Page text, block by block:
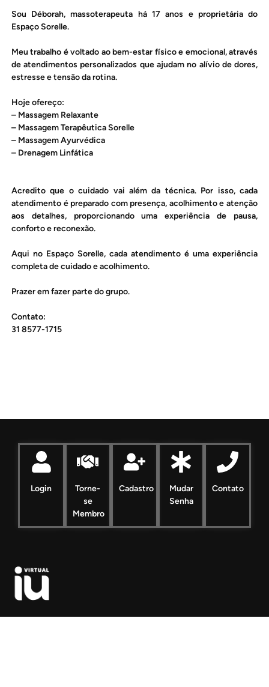
Sou Déborah, massoterapeuta há 17 anos e proprietária do
Espaço Sorelle.
Meu trabalho é voltado ao bem-estar físico e emocional, através
de atendimentos personalizados que ajudam no alívio de dores,
estresse e tensão da rotina.
Hoje ofereço:
– Massagem Relaxante
– Massagem Terapêutica Sorelle
– Massagem Ayurvédica
– Drenagem Linfática
Acredito que o cuidado vai além da técnica. Por isso, cada
atendimento é preparado com presença, acolhimento e atenção
aos detalhes, proporcionando uma experiência de pausa,
conforto e reconexão.
Aqui no Espaço Sorelle, cada atendimento é uma experiência
completa de cuidado e acolhimento.
Prazer em fazer parte do grupo.
Contato:
31 8577-1715
Login
Torne-
se
Membro
Cadastro
Mudar
Senha
Contato